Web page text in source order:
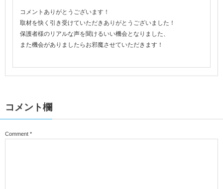
コメントありがとうございます！
取材を快く引き受けていただきありがとうございました！
保護者様のリアルな声を聞けるいい機会となりました、
また機会がありましたらお邪魔させていただきます！
コメント欄
Comment *